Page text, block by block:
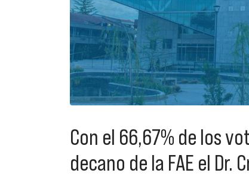
Con el 66,67% de los
decano de la FAE el Dr.